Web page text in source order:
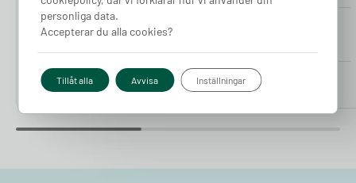
Tesla Laddkabel 5-10m
(11kW)
Finns i lager
Pris från
4 090kr
Finns i lager
Pris från
4 490 kr
personliga data.
Accepterar du alla cookies?
Tillåt alla Avvisa Inställningar